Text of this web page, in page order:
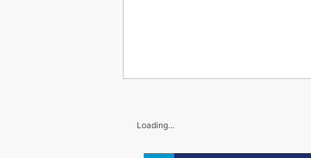
Loading...